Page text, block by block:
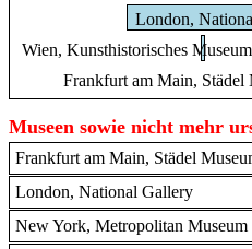
London,
Wien, Kunsthistorisches
Frankfurt am Main, Städel
Museen sowie nicht mehr
Frankfurt am Main, Städel
London, National Gallery
New York, Metropolitan